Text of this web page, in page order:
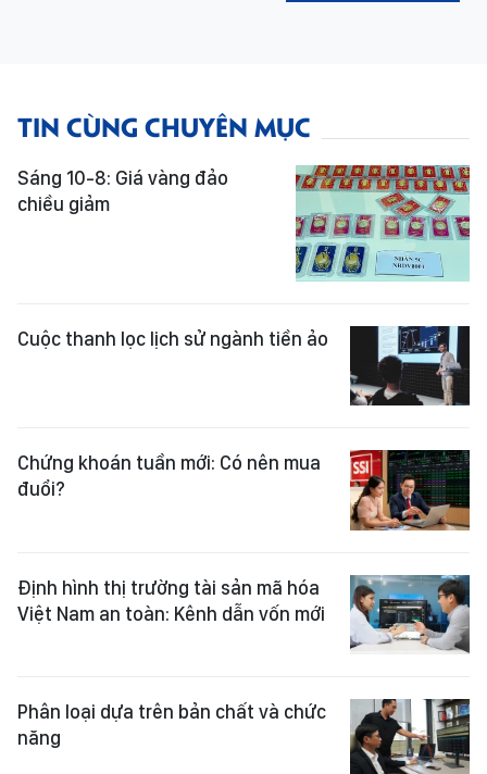
TIN CÙNG CHUYÊN MỤC
Sáng 10-8: Giá vàng đảo
chiều giảm
Cuộc thanh lọc lịch sử ngành tiền ảo
Chứng khoán tuần mới: Có nên mua
đuổi?
Định hình thị trường tài sản mã hóa
Việt Nam an toàn: Kênh dẫn vốn mới
Phân loại dựa trên bản chất và chức
năng